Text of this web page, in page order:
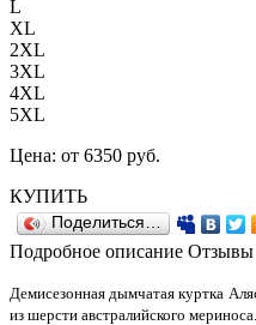
L
XL
2XL
3XL
4XL
5XL
Цена: от 6350 руб.
КУПИТЬ
Поделиться…
Подробное описание Отзывы
Демисезонная дымчатая куртка
из шерсти австралийского